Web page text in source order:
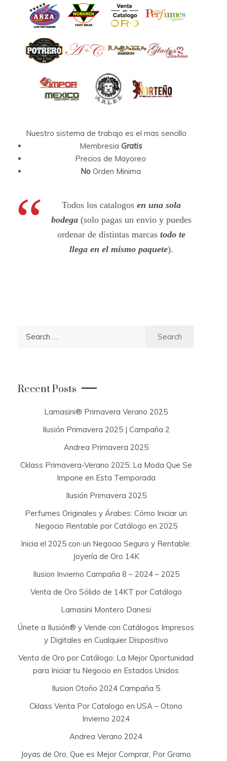
Nuestro sistema de trabajo es el mas sencillo
Membresia Gratis
Precios de Mayoreo
NoOrden Minima
Todos los catalogos en una sola
bodega (solo pagas un envio y puedes
ordenar de distintas marcastodo te
llega en el mismo paquete).
r
:
Recent Posts
Lamasini® Primavera Verano 2025
Ilusión Primavera 2025 | Campaña 2
Andrea Primavera 2025
Cklass Primavera-Verano 2025: La Moda Que Se
Impone en Esta Temporada
Ilusión Primavera 2025
Perfumes Originales y Árabes: Cómo Iniciar un
Negocio Rentable por Catálogo en 2025
Inicia el 2025 con un Negocio Seguro y Rentable:
Joyería de Oro 14K
Ilusion Invierno Campaña 8 – 2024 – 2025
Venta de Oro Sólido de 14KT por Catálogo
Lamasini Montero Danesi
Únete a Ilusión® y Vende con Catálogos Impresos
y Digitales en Cualquier Dispositivo
Venta de Oro por Catálogo: La Mejor Oportunidad
para Iniciar tu Negocio en Estados Unidos
Ilusion Otoño 2024 Campaña 5
Cklass Venta Por Catalogo en USA – Otono
Invierno 2024
Andrea Verano 2024
Joyas de Oro, Que es Mejor Comprar, Por Gramo